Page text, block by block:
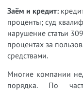
Заём и кредит:
проценты; суд
нарушение статьи
процентах за
средствами.
Многие компании
порядка. По